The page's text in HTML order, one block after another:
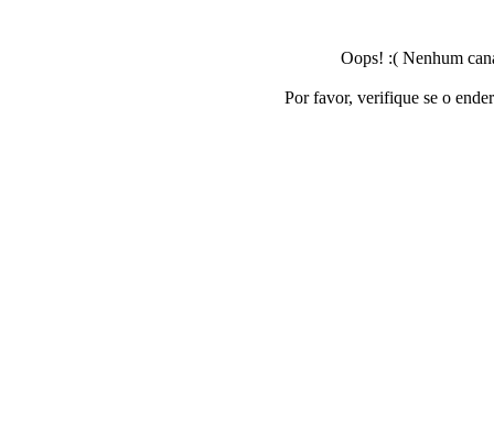
Oops! :( Nenhum
Por favor, verifique se o